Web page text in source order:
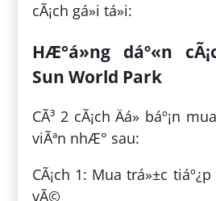
cÃ¡ch gá»i tá»i:
HÆ°á»ng dáº«n
Sun World Park
CÃ³ 2 cÃ¡ch Äá» báº¡n
viÃªn nhÆ° sau:
CÃ¡ch 1: Mua trá»±c tiáº¿p
vÃ©